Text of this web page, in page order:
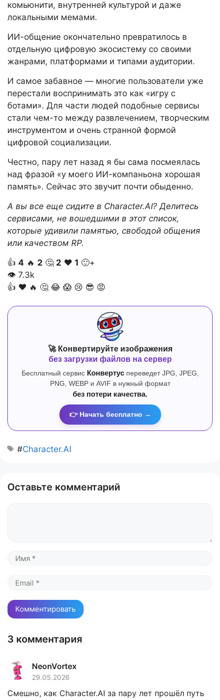
комьюнити, внутренней культурой и даже
локальными мемами.
ИИ-общение окончательно превратилось в
отдельную цифровую экосистему со своими
жанрами, платформами и типами аудитории.
И самое забавное — многие пользователи уже
перестали воспринимать это как «игру с
ботами». Для части людей подобные сервисы
стали чем-то между развлечением, творческим
инструментом и очень странной формой
цифровой социализации.
Честно, пару лет назад я бы сама посмеялась
над фразой «у моего ИИ-компаньона хорошая
память». Сейчас это звучит почти обыденно.
А вы все еще сидите в Character.AI? Делитесь
сервисами, не вошедшими в этот список,
которые удивили памятью, свободой общения
или качеством RP.
👍 4 🔥 2 🤔 2 ❤️ 1 🙂+
👁 7.3k
👍 ❤️ 🔥 🤔 😂 😱 😢 😎 😡
🚀 Конвертируйте изображения
без загрузки файлов на сервер
Бесплатный сервис Конвертуспереведет JPG, JPEG,
PNG, WEBP и AVIF в нужный формат
без потери качества.
👉 Начать бесплатно →
#Character.AI
3 комментария
NeonVortex
29.05.2026
Смешно, как Character.AI за пару лет прошёл путь
Оставьте комментарий
Имя
Email